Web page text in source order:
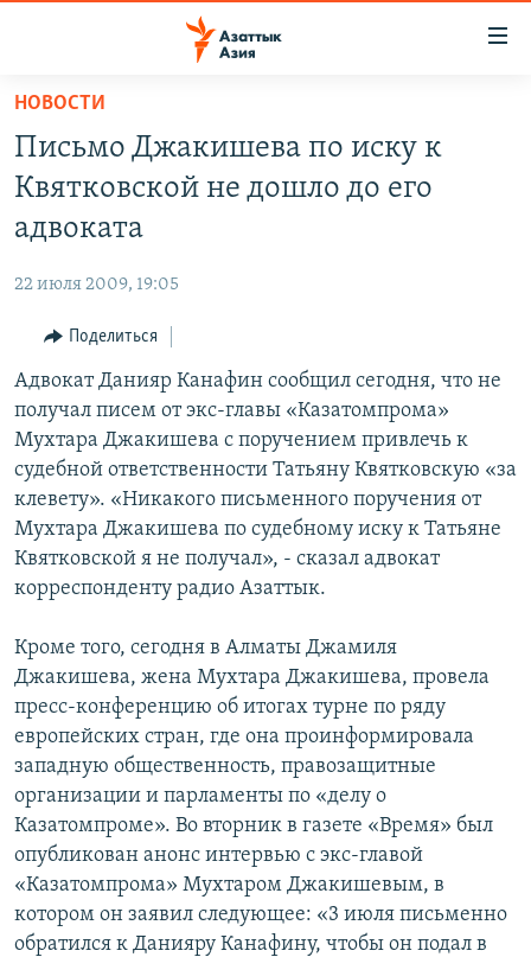
Вернуться
основному
содержанию
главной
Вернутся
поиску
ТАДЖИКИСТАН
КЫРГЫЗЧА
ЎЗБЕКЧА
ТОҶИКӢ
TÜRKMENÇE
Все сайты РСЕ/РС
НОВОСТИ
Письмо Джакишева по иску к
Квятковской не дошло до его
адвоката
22 июля 2009, 19:05
Поделиться
Адвокат Данияр Канафин сообщил сегодня, что не
получал писем от экс-главы «Казатомпрома»
Мухтара Джакишева с поручением привлечь к
судебной ответственности Татьяну Квятковскую «за
клевету». «Никакого письменного поручения от
Мухтара Джакишева по судебному иску к Татьяне
Квятковской я не получал», - сказал адвокат
корреспонденту радио Азаттык.
Кроме того, сегодня в Алматы Джамиля
Джакишева, жена Мухтара Джакишева, провела
пресс-конференцию об итогах турне по ряду
европейских стран, где она проинформировала
западную общественность, правозащитные
организации и парламенты по «делу о
Казатомпроме». Во вторник в газете «Время» был
опубликован анонс интервью с экс-главой
«Казатомпрома» Мухтаром Джакишевым, в
котором он заявил следующее: «3 июля письменно
обратился к Данияру Канафину, чтобы он подал в